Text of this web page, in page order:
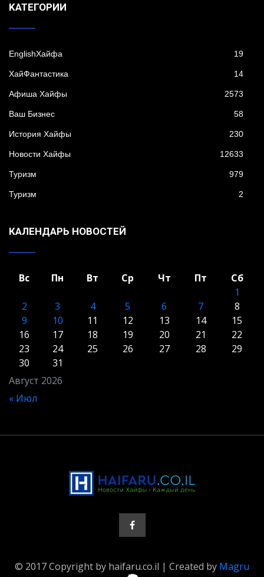
KАТЕГОРИИ
EnglishХайфа 19
XайФантастика 14
Афиша Хайфы 2573
Ваш Бизнес 58
История Хайфы 230
Новости Хайфы 12633
Туризм 979
Туризм 2
КАЛЕНДАРЬ НОВОСТЕЙ
Август 2026
Вс Пн Вт Ср Чт Пт
Сб
1
2
3 4 5 6 7
8
9
10 11 12 13 14
15
16
17 18 19 20 21
22
23
24 25 26 27 28
29
30
31
« Июл
© 2017 Copyright by haifaru.co.il | Created by Magru